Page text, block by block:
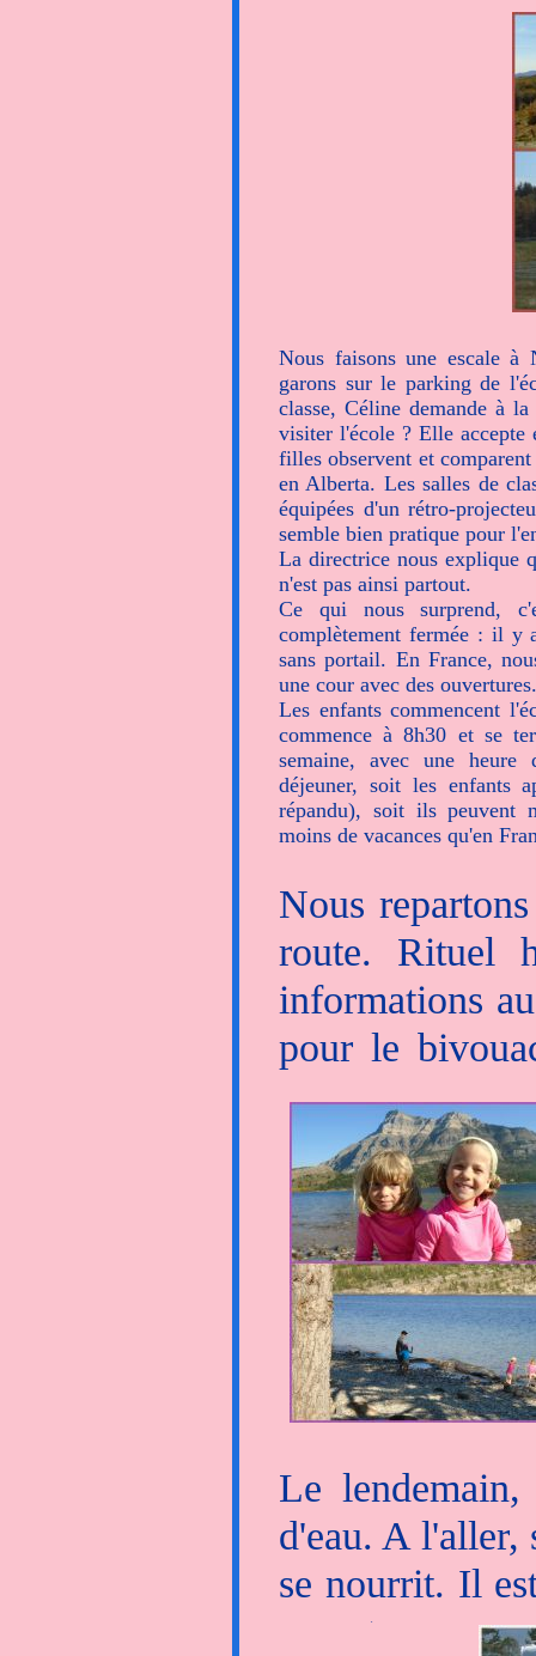
Le
d'eau. A l'aller,
se nourrit. Il
au retour,
Nous
route. Rituel
informations
pour le
vue" juste
En plein
Comme
mulet et faons
le village,
! Nous
Les jumelles
Nous faisons une escale
garons sur le parking de
classe, Céline demande à
visiter l'école ? Elle accepte
filles observent et
en Alberta. Les salles de
équipées d'un rétro-
semble bien pratique pour
La directrice nous explique
n'est pas ainsi partout.
Ce qui nous surprend,
complètement fermée : il y
sans portail. En France,
une cour avec des
Les enfants commencent
commence à 8h30 et se
semaine, avec une
déjeuner, soit les enfants
répandu), soit ils
moins de vacances qu'en
décollons
avec les
prairies avec